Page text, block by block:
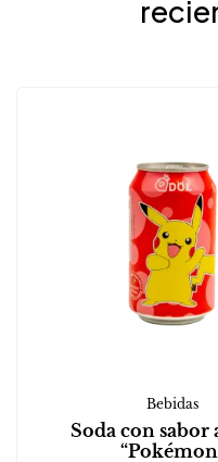
Bebidas
Soda con sabor